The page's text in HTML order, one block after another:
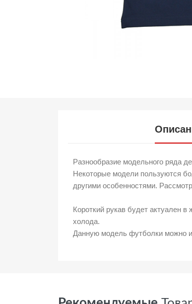
Разнообразие модельного ряда
Некоторые модели пользуются
другими особенностями.
Короткий рукав будет актуален
холода.
Данную модель футболки можно